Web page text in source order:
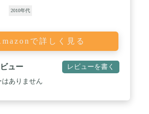
2010年代
で詳しく見る
ュー レビューを書く
はありません